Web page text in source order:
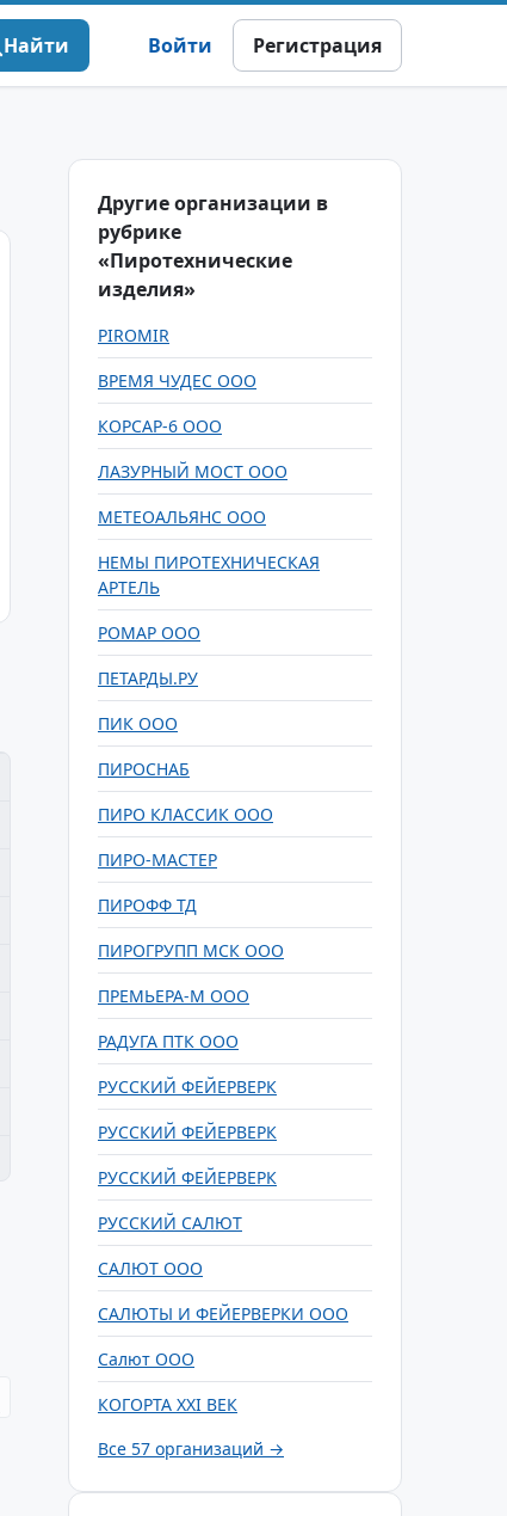
Найти Войти Регистрация
Другие организации в
рубрике
«Пиротехнические
изделия»
PIROMIR
ВРЕМЯ ЧУДЕС ООО
КОРСАР-6 ООО
ЛАЗУРНЫЙ МОСТ ООО
МЕТЕОАЛЬЯНС ООО
НЕМЫ ПИРОТЕХНИЧЕСКАЯ
АРТЕЛЬ
РОМАР ООО
ПЕТАРДЫ.РУ
ПИК ООО
ПИРОСНАБ
ПИРО КЛАССИК ООО
ПИРО-МАСТЕР
ПИРОФФ ТД
ПИРОГРУПП МСК ООО
ПРЕМЬЕРА-М ООО
РАДУГА ПТК ООО
РУССКИЙ ФЕЙЕРВЕРК
РУССКИЙ ФЕЙЕРВЕРК
РУССКИЙ ФЕЙЕРВЕРК
РУССКИЙ САЛЮТ
САЛЮТ ООО
САЛЮТЫ И ФЕЙЕРВЕРКИ ООО
Салют ООО
КОГОРТА XXI ВЕК
Все 57 организаций →